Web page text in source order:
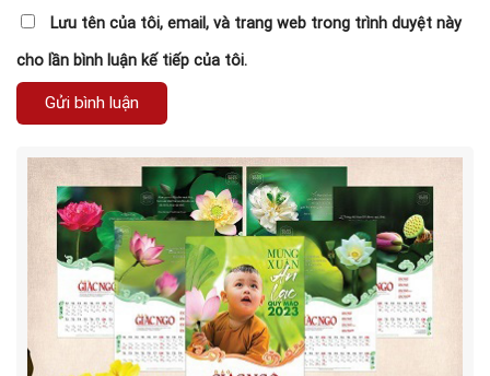
Lưu tên của tôi, email, và trang web trong trình duyệt này
cho lần bình luận kế tiếp của tôi.